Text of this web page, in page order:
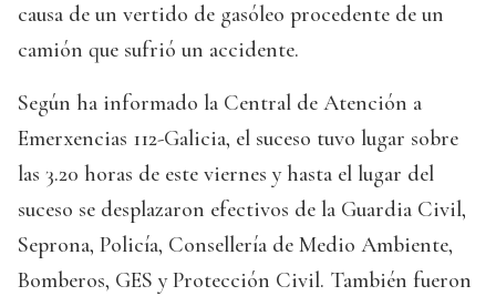
causa de un vertido de gasóleo procedente de un
camión que sufrió un accidente.
Según ha informado la Central de Atención a
Emerxencias 112-Galicia, el suceso tuvo lugar sobre
las 3.20 horas de este viernes y hasta el lugar del
suceso se desplazaron efectivos de la Guardia Civil,
Seprona, Policía, Consellería de Medio Ambiente,
Bomberos, GES y Protección Civil. También fueron